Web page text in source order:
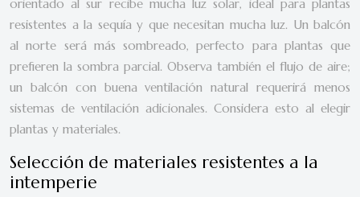
orientado al sur recibe mucha luz solar, ideal para plantas
resistentes a la sequía y que necesitan mucha luz. Un balcón
al norte será más sombreado, perfecto para plantas que
prefieren la sombra parcial. Observa también el flujo de aire;
un balcón con buena ventilación natural requerirá menos
sistemas de ventilación adicionales. Considera esto al elegir
plantas y materiales.
Selección de materiales resistentes a la
intemperie